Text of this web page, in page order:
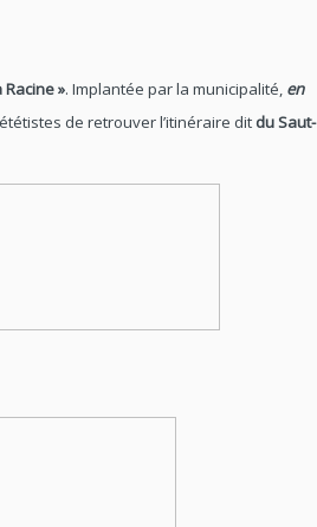
Racine ». Implantée par la municipalité, en
de retrouver l’itinéraire dit du Saut-